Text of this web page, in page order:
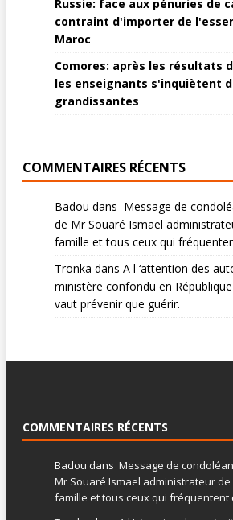
Russie: face aux pénuries de
contraint d'importer de
Maroc
Comores: après les résultats
les enseignants s'inquiètent
grandissantes
COMMENTAIRES RÉCENTS
Badou dans Message de
de Mr Souaré Ismael
famille et tous ceux qui
Tronka dans A l ‘attention des
ministère confondu en
vaut prévenir que guérir.
COMMENTAIRES RÉCENTS
Badou dans Message de
Mr Souaré Ismael administrateur
famille et tous ceux qui fréquentent